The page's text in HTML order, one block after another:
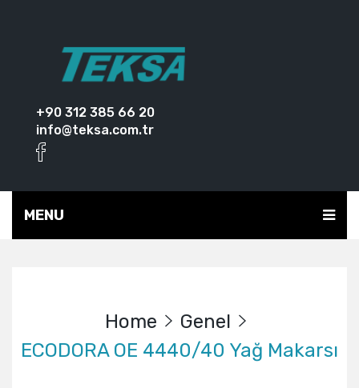
+90 312 385 66 20
info@teksa.com.tr
MENU
Home
Genel
ECODORA OE 4440/40 Yağ Makarsı